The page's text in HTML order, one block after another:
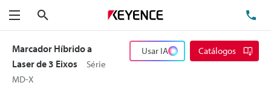
Menu
Marcador Híbrido a
Laser de 3 Eixos
Série
MD-X
Usar IA Catálogos